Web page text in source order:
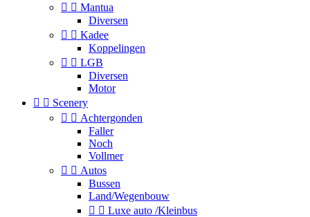
  Mantua
Diversen
  Kadee
Koppelingen
  LGB
Diversen
Motor
  Scenery
  Achtergonden
Faller
Noch
Vollmer
  Autos
Bussen
Land/Wegenbouw
  Luxe auto /Kleinbus